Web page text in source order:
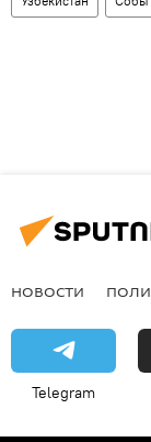
НОВОСТИ
Telegram